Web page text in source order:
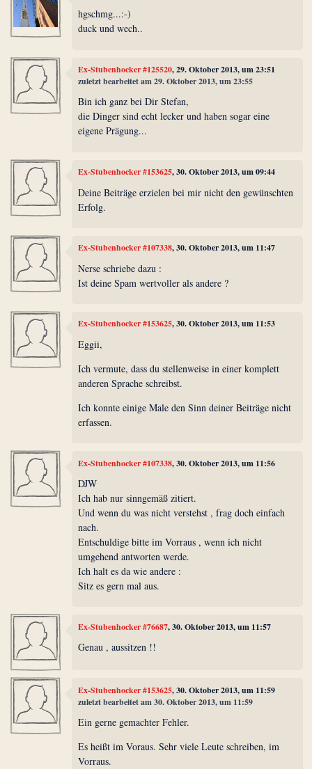
hgschmg...:-)
duck und wech..
Ex-Stubenhocker #125520, 29. Oktober 2013, um 23:51
zuletzt bearbeitet am 29. Oktober 2013, um 23:55
Bin ich ganz bei Dir Stefan,
die Dinger sind echt lecker und haben sogar eine
eigene Prägung...
Ex-Stubenhocker #153625, 30. Oktober 2013, um 09:44
Deine Beiträge erzielen bei mir nicht den gewünschten
Erfolg.
Ex-Stubenhocker #107338, 30. Oktober 2013, um 11:47
Nerse schriebe dazu :
Ist deine Spam wertvoller als andere ?
Ex-Stubenhocker #153625, 30. Oktober 2013, um 11:53
Eggii,
Ich vermute, dass du stellenweise in einer komplett
anderen Sprache schreibst.
Ich konnte einige Male den Sinn deiner Beiträge nicht
erfassen.
Ex-Stubenhocker #107338, 30. Oktober 2013, um 11:56
DJW
Ich hab nur sinngemäß zitiert.
Und wenn du was nicht verstehst , frag doch einfach
nach.
Entschuldige bitte im Vorraus , wenn ich nicht
umgehend antworten werde.
Ich halt es da wie andere :
Sitz es gern mal aus.
Ex-Stubenhocker #76687, 30. Oktober 2013, um 11:57
Genau , aussitzen !!
Ex-Stubenhocker #153625, 30. Oktober 2013, um 11:59
zuletzt bearbeitet am 30. Oktober 2013, um 11:59
Ein gerne gemachter Fehler.
Es heißt im Voraus. Sehr viele Leute schreiben, im
Vorraus.